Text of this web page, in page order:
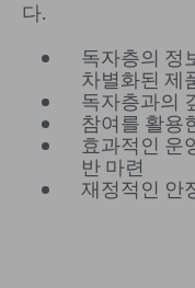
다.
독자층의 정
차별화된 제
독자층과의
참여를 활용
효과적인 운
반 마련
재정적인 안